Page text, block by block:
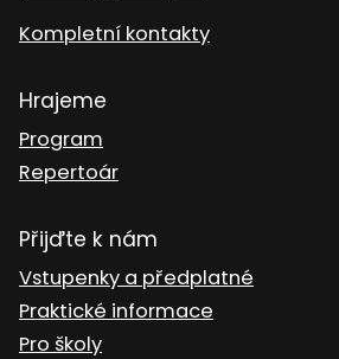
Kompletní kontakty
Hrajeme
Program
Repertoár
Přijďte k nám
Vstupenky a předplatné
Praktické informace
Pro školy